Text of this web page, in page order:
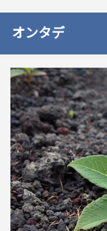
オンタデ